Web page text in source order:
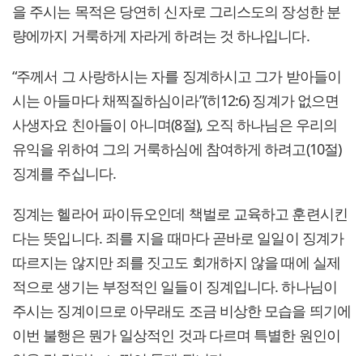
을 주시는 목적은 당연히 신자로 그리스도의 장성한 분
량에까지 거룩하게 자라게 하려는 것 하나입니다.
“주께서 그 사랑하시는 자를 징계하시고 그가 받아들이
시는 아들마다 채찍질하심이라”(히12:6) 징계가 없으면
사생자요 친아들이 아니며(8절), 오직 하나님은 우리의
유익을 위하여 그의 거룩하심에 참여하게 하려고(10절)
징계를 주십니다.
징계는 헬라어 파이듀오인데 책벌로 교육하고 훈련시킨
다는 뜻입니다. 죄를 지을 때마다 곧바로 일일이 징계가
따르지는 않지만 죄를 짓고도 회개하지 않을 때에 실제
적으로 생기는 부정적인 일들이 징계입니다. 하나님이
주시는 징계이므로 아무래도 조금 비상한 모습을 띄기에
이번 불행은 뭔가 일상적인 것과 다르며 특별한 원인이